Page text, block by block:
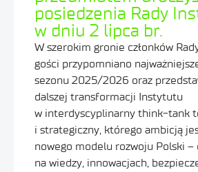
posiedzenia Rady
w dniu 2 lipca br.
W szerokim gronie członków
gości przypomniano
sezonu 2025/2026 oraz
dalszej transformacji Instytutu
w interdyscyplinarny think-tank
i strategiczny, którego ambicją
nowego modelu rozwoju Polski –
na wiedzy, innowacjach,